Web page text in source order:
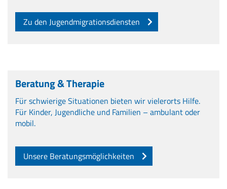
Zu den Jugendmigrationsdiensten
Beratung & Therapie
Für schwierige Situationen bieten wir vielerorts Hilfe.
Für Kinder, Jugendliche und Familien – ambulant oder
mobil.
Unsere Beratungsmöglichkeiten